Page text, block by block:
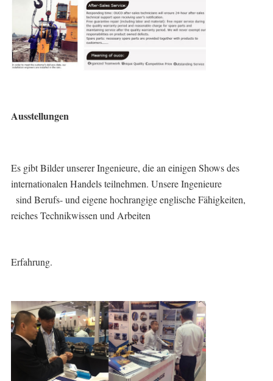
Ausstellungen
Es gibt Bilder unserer Ingenieure, die an einigen Shows des
internationalen Handels teilnehmen. Unsere Ingenieure
sind Berufs- und eigene hochrangige englische Fähigkeiten,
reiches Technikwissen und Arbeiten
Erfahrung.